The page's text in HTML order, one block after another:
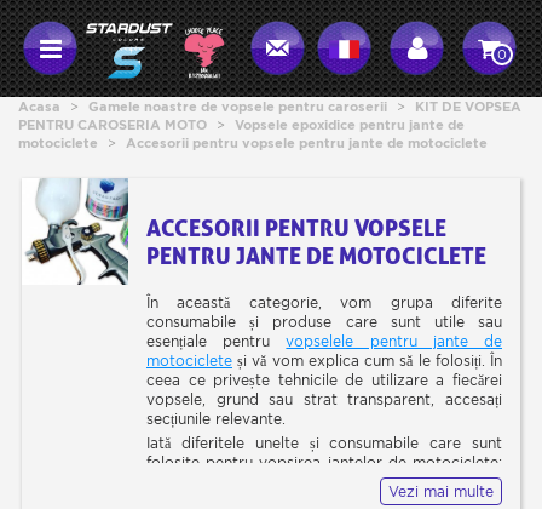
0
Acasa > Gamele noastre de vopsele pentru caroserii >
KIT DE VOPSEA
PENTRU CAROSERIA MOTO
>
Vopsele epoxidice pentru jante de
motociclete
> Accesorii pentru vopsele pentru jante de motociclete
ACCESORII PENTRU VOPSELE
PENTRU JANTE DE MOTOCICLETE
În această categorie, vom grupa diferite
consumabile și produse care sunt utile sau
esențiale pentruvopselele pentru jante de
motociclete și vă vom explica cum să le folosiți. În
ceea ce privește tehnicile de utilizare a fiecărei
vopsele, grund sau strat transparent, accesați
secțiunile relevante.
Iată diferitele unelte și consumabile care sunt
folosite pentru vopsirea jantelor de motociclete:
mai întâi, să precizăm că pulverizarea se face cu
Vezi mai multe